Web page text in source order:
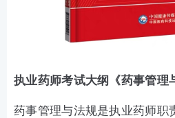
执业药师考试大纲 《药事管理
药事管理与法规是执业药师职